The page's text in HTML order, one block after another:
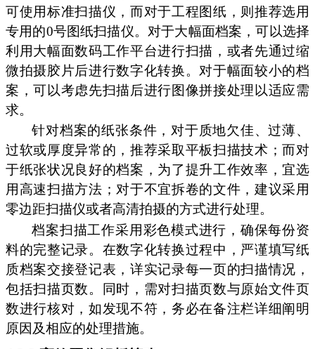
可使用标准扫描仪，而对于工程图纸，则推荐选用
专用的0号图纸扫描仪。对于大幅面档案，可以选择
利用大幅面数码工作平台进行扫描，或者先通过缩
微拍摄胶片后进行数字化转换。对于幅面较小的档
案，可以考虑先扫描后进行图像拼接处理以适应需
求。
针对档案的纸张条件，对于质地欠佳、过薄、
过软或厚度异常的，推荐采取平板扫描技术；而对
于纸张状况良好的档案，为了提升工作效率，宜选
用高速扫描方法；对于不宜拆卷的文件，建议采用
零边距扫描仪或者高清拍摄的方式进行处理。
档案扫描工作采用彩色模式进行，确保每份资
料的完整记录。在数字化转换过程中，严谨填写纸
质档案交接登记表，详实记录每一页的扫描情况，
包括扫描页数。同时，需对扫描页数与原始文件页
数进行核对，如发现不符，务必在备注栏详细阐明
原因及相应的处理措施。